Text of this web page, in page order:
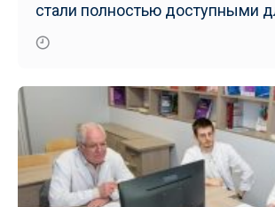
стали полностью доступными
маломобильных групп населения